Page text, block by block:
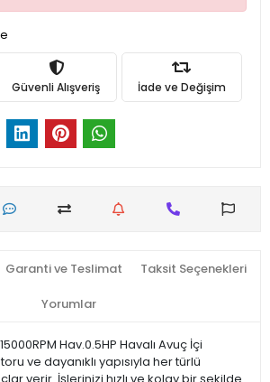
Güvenli Alışveriş İade ve Değişim
Garanti ve Teslimat Taksit Seçenekleri
Yorumlar
Hav.0.5HP Havalı Avuç İçi
ve dayanıklı yapısıyla her türlü